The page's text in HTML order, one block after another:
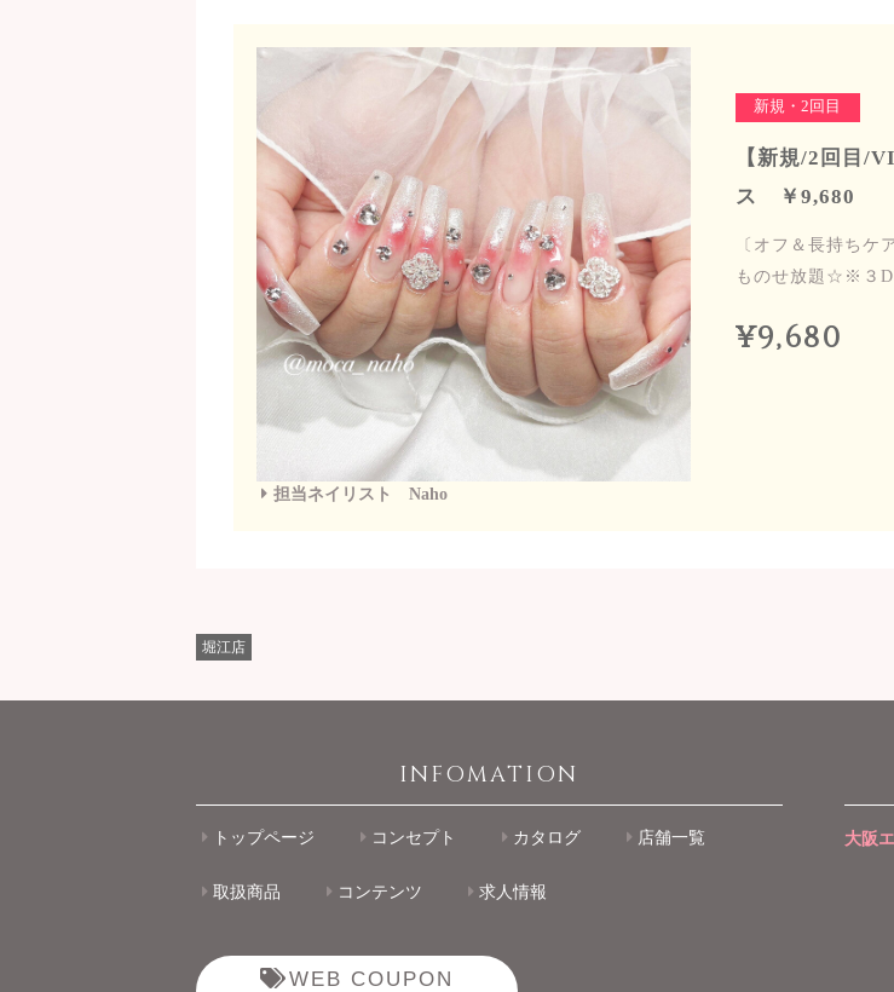
担当ネイリスト Naho
新規・2回目
【新規/2回目/
ス ￥9,680
〔オフ＆長持ちケ
ものせ放題☆※３D
¥9,680
堀江店
INFOMATION
トップページ コンセプト カタログ 店舗一覧
取扱商品 コンテンツ 求人情報
WEB COUPON
大阪